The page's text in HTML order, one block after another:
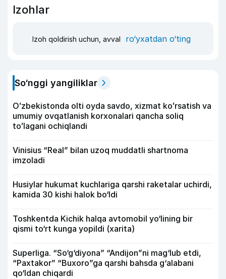
Izohlar
Izoh qoldirish uchun, avval ro‘yxatdan o‘ting
So‘nggi yangiliklar
Oʻzbekistonda olti oyda savdo, xizmat koʻrsatish va
umumiy ovqatlanish korxonalari qancha soliq
toʻlagani ochiqlandi
Vinisius “Real” bilan uzoq muddatli shartnoma
imzoladi
Husiylar hukumat kuchlariga qarshi raketalar uchirdi,
kamida 30 kishi halok bo‘ldi
Toshkentda Kichik halqa avtomobil yo‘lining bir
qismi to‘rt kunga yopildi (xarita)
Superliga. “So‘g‘diyona” “Andijon”ni mag‘lub etdi,
“Paxtakor” “Buxoro”ga qarshi bahsda g‘alabani
qo‘ldan chiqardi